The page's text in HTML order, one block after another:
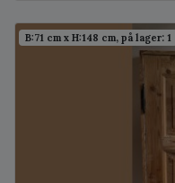
B:71 cm x H:148 cm, på lager: 1